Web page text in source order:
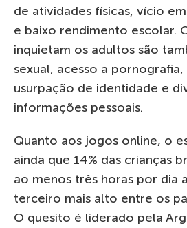
de atividades físicas, vício
e baixo rendimento escolar.
inquietam os adultos são
sexual, acesso a pornografia,
usurpação de identidade e
informações pessoais.
Quanto aos jogos online, o
ainda que 14% das crianças
ao menos três horas por dia
terceiro mais alto entre os
O quesito é liderado pela